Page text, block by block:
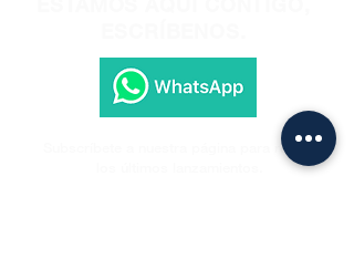
Subscríbete a nuestra página para recibir